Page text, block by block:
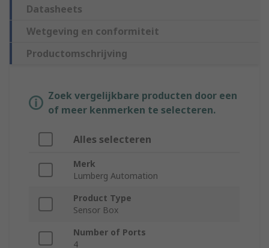
Datasheets
Wetgeving en conformiteit
Productomschrijving
Zoek vergelijkbare producten door een
of meer kenmerken te selecteren.
Alles selecteren
Merk
Lumberg Automation
Product Type
Sensor Box
Number of Ports
4